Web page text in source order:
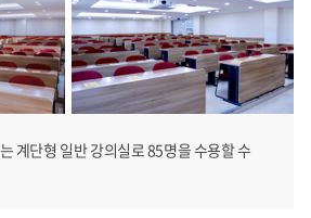
계단형 일반 강의실로 85명을 수용할 수